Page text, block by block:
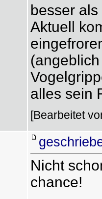
besser als
Aktuell
alles sein
[Bearbeitet
Nicht
chance!